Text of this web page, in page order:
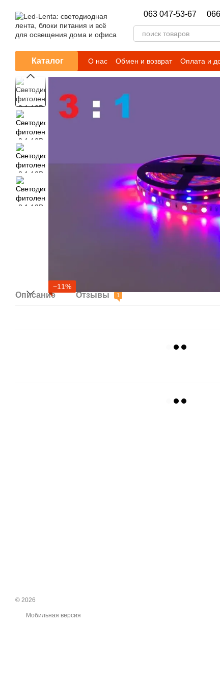
063 047-53-67
Каталог О нас Обмен и возврат Оплата и
Гарантийные обязательства
−11%
Описание Отзывы 1
© 2026
Мобильная версия